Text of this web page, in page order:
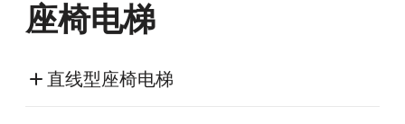
座椅电梯
直线型座椅电梯